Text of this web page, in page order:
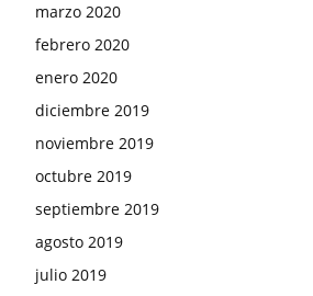
marzo 2020
febrero 2020
enero 2020
diciembre 2019
noviembre 2019
octubre 2019
septiembre 2019
agosto 2019
julio 2019